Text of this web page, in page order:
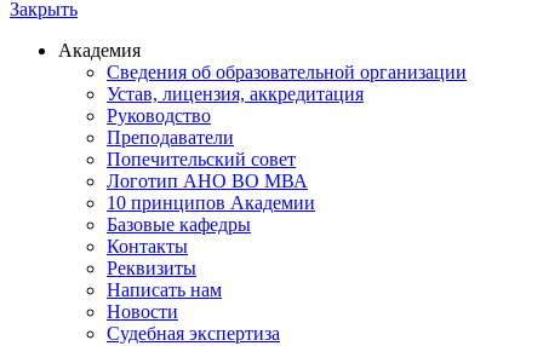
Закрыть
Академия
Сведения об образовательной организации
Устав, лицензия, аккредитация
Руководство
Преподаватели
Попечительский совет
Логотип АНО ВО МВА
10 принципов Академии
Базовые кафедры
Контакты
Реквизиты
Написать нам
Новости
Судебная экспертиза